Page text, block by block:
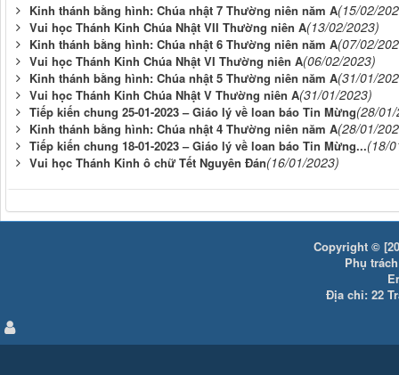
Kinh thánh bằng hình: Chúa nhật 7 Thường niên năm A(15/02/
Vui học Thánh Kinh Chúa Nhật VII Thường niên A(13/02/2023)
Kinh thánh bằng hình: Chúa nhật 6 Thường niên năm A(07/02/
Vui học Thánh Kinh Chúa Nhật VI Thường niên A(06/02/2023)
Kinh thánh bằng hình: Chúa nhật 5 Thường niên năm A(31/01/
Vui học Thánh Kinh Chúa Nhật V Thường niên A(31/01/2023)
Tiếp kiến chung 25-01-2023 – Giáo lý về loan báo Tin Mừng(28/
Kinh thánh bằng hình: Chúa nhật 4 Thường niên năm A(28/01/
Tiếp kiến chung 18-01-2023 – Giáo lý về loan báo Tin Mừng...(18/
Vui học Thánh Kinh ô chữ Tết Nguyên Đán(16/01/2023)
Copyright ©
Phụ
Địa chỉ: 22